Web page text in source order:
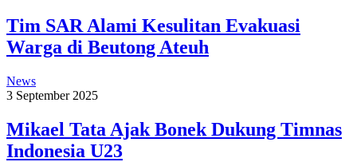
Tim SAR Alami Kesulitan Evakuasi
Warga di Beutong Ateuh
News
3 September 2025
Mikael Tata Ajak Bonek Dukung Timnas
Indonesia U23